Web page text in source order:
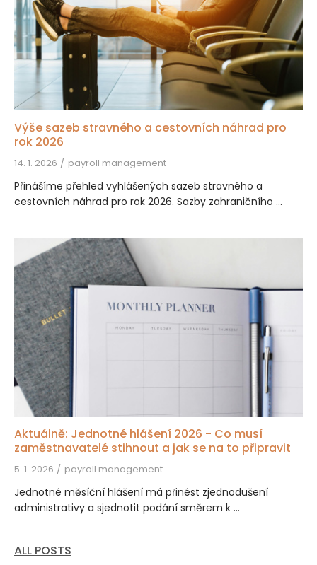
Výše sazeb stravného a cestovních náhrad pro
rok 2026
14. 1. 2026 payroll management
Přinášíme přehled vyhlášených sazeb stravného a
cestovních náhrad pro rok 2026. Sazby zahraničního ...
Aktuálně: Jednotné hlášení 2026 - Co musí
zaměstnavatelé stihnout a jak se na to připravit
5. 1. 2026 payroll management
Jednotné měsíční hlášení má přinést zjednodušení
administrativy a sjednotit podání směrem k ...
ALL POSTS